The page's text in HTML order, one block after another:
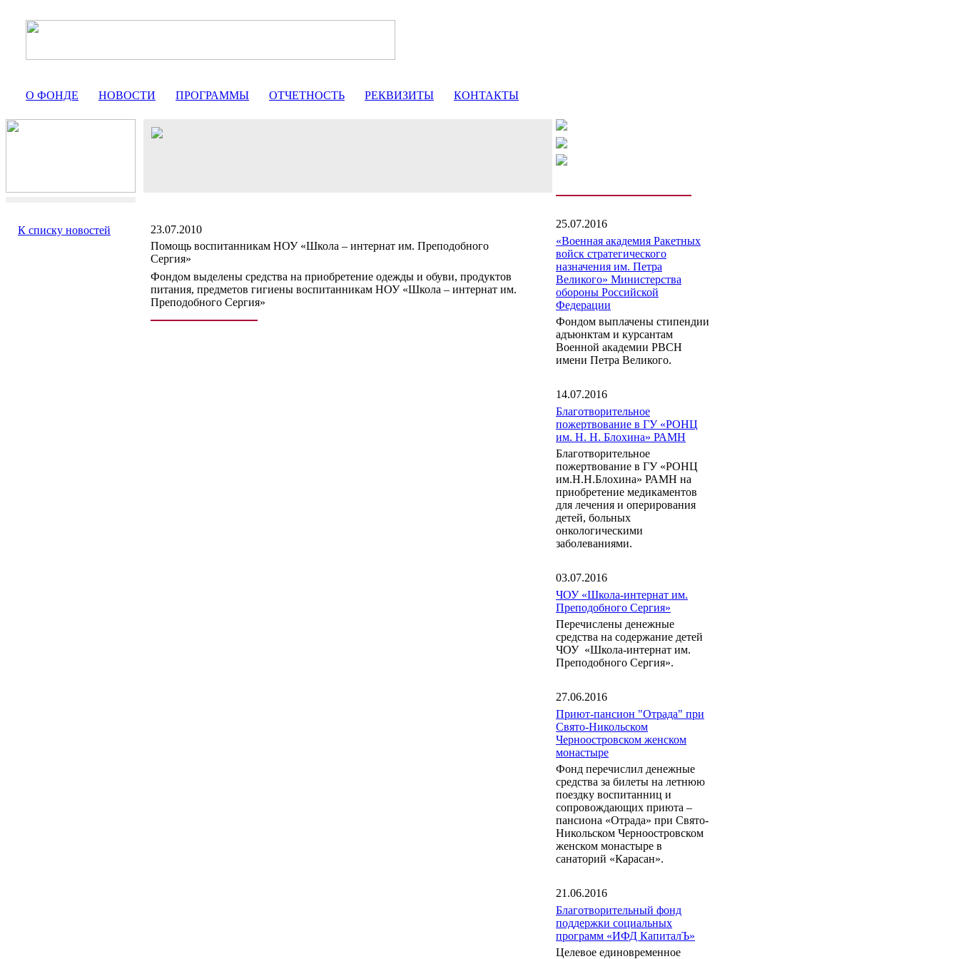
О ФОНДЕ НОВОСТИ ПРОГРАММЫ ОТЧЕТНОСТЬ РЕКВИЗИТЫ КОНТАКТЫ
К списку новостей
23.07.2010
Помощь воспитанникам НОУ «Школа – интернат им. Преподобного
Сергия»
Фондом выделены средства на приобретение одежды и обуви, продуктов
питания, предметов гигиены воспитанникам НОУ «Школа – интернат им.
Преподобного Сергия»
25.07.2016
«Военная академия Ракетных
войск стратегического
назначения им. Петра
Великого» Министерства
обороны Российской
Федерации
Фондом выплачены стипендии
адъюнктам и курсантам
Военной академии РВСН
имени Петра Великого.
14.07.2016
Благотворительное
пожертвование в ГУ «РОНЦ
им. Н. Н. Блохина» РАМН
Благотворительное
пожертвование в ГУ «РОНЦ
им.Н.Н.Блохина» РАМН на
приобретение медикаментов
для лечения и оперирования
детей, больных
онкологическими
заболеваниями.
03.07.2016
ЧОУ «Школа-интернат им.
Преподобного Сергия»
Перечислены денежные
средства на содержание детей
ЧОУ «Школа-интернат им.
Преподобного Сергия».
27.06.2016
Приют-пансион "Отрада" при
Свято-Никольском
Черноостровском женском
монастыре
Фонд перечислил денежные
средства за билеты на летнюю
поездку воспитанниц и
сопровождающих приюта –
пансиона «Отрада» при Свято-
Никольском Черноостровском
женском монастыре в
санаторий «Карасан».
21.06.2016
Благотворительный фонд
поддержки социальных
программ «ИФД КапиталЪ»
Целевое единовременное